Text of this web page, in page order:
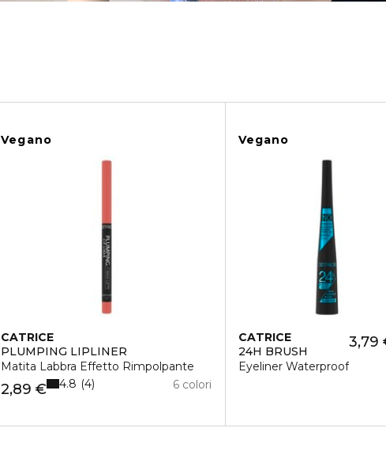
Vegano
CATRICE
PLUMPING LIPLINER
Matita Labbra Effetto Rimpolpante
2,89 € 6 colori
4.8 4
Vegano
CATRICE
24H BRUSH
Eyeliner Waterproof
3,79